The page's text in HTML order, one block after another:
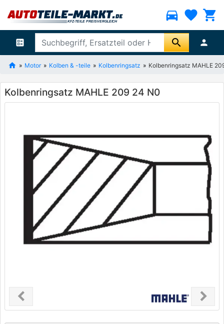
directions_car favorite shopping_cart
ballot search person
Motor Kolben & -teile Kolbenringsatz Kolbenringsatz MAHLE
Kolbenringsatz MAHLE 209 24 N0
chevron_leftPrevious chevron_right
Next